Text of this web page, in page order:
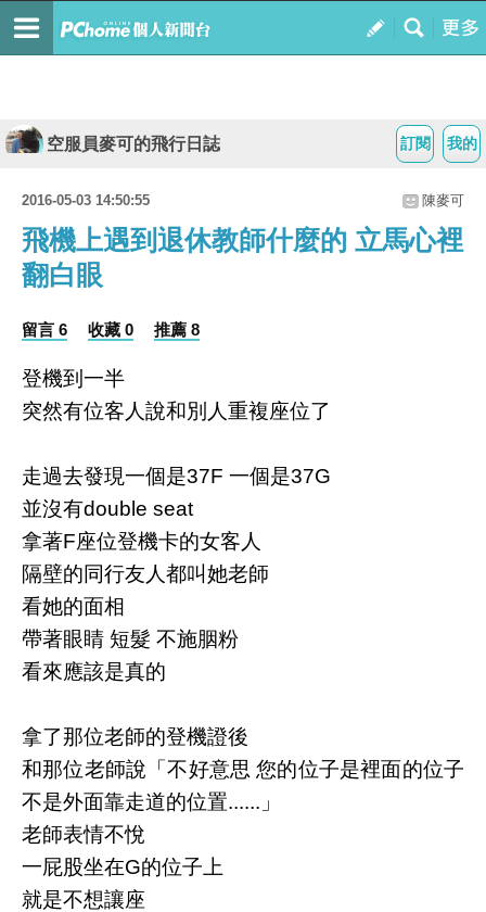
我的
訂閱
空服員麥可的飛行日誌
2016-05-03 14:50:55 陳麥可
飛機上遇到退休教師什麼的 立馬心裡
翻白眼
留言 6 收藏 0 推薦 8
登機到一半
突然有位客人說和別人重複座位了
走過去發現一個是37F 一個是37G
並沒有double seat
拿著F座位登機卡的女客人
隔壁的同行友人都叫她老師
看她的面相
帶著眼睛 短髮 不施胭粉
看來應該是真的
拿了那位老師的登機證後
和那位老師說「不好意思 您的位子是裡面的位子
不是外面靠走道的位置......」
老師表情不悅
一屁股坐在G的位子上
就是不想讓座